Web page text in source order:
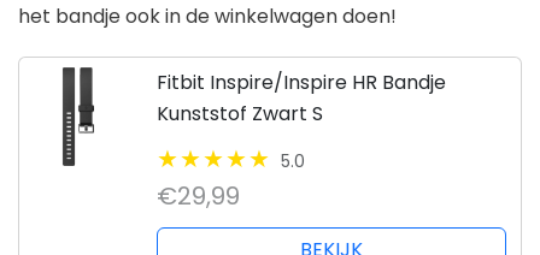
het bandje ook in de winkelwagen doen!
Fitbit Inspire/Inspire HR Bandje
Kunststof Zwart S
5.0
€29,99
BEKIJK